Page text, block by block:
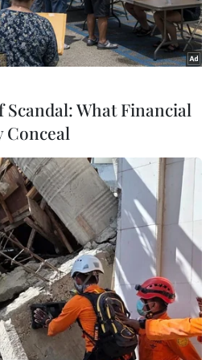
phố Thợ Nhuộm.
Dũng và lãnh đạo thành phố dâng
sinh đồng chí Trần Phú. (Ảnh:
Ngọc/TTXVN)
Scandal: What Financial
Conceal